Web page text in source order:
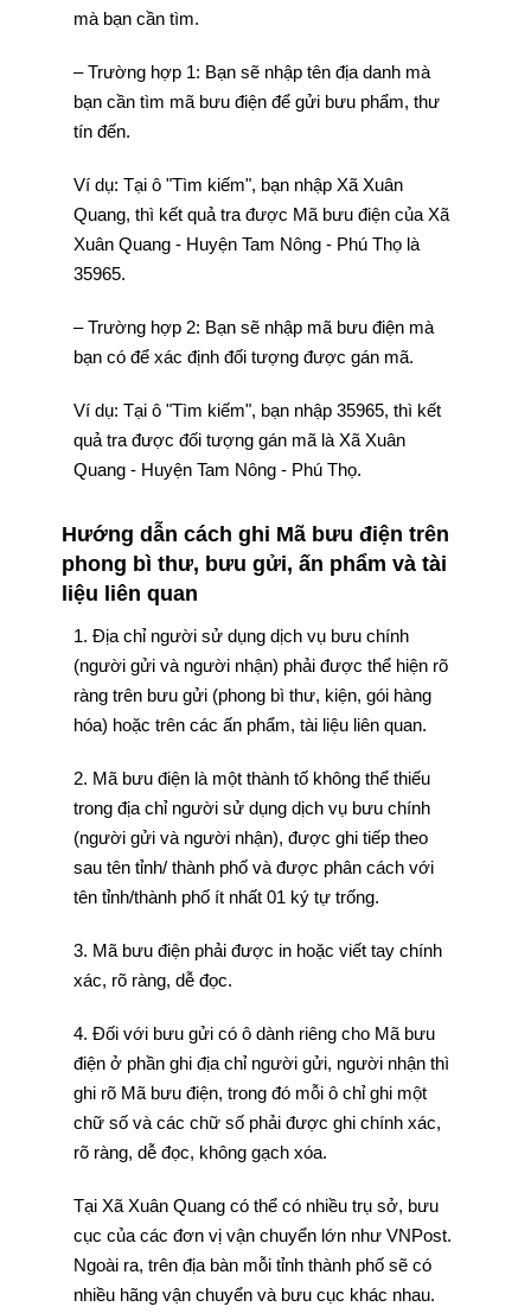
mà bạn cần tìm.
– Trường hợp 1: Bạn sẽ nhập tên địa danh mà
bạn cần tìm mã bưu điện để gửi bưu phẩm, thư
tín đến.
Ví dụ: Tại ô "Tìm kiếm", bạn nhập Xã Xuân
Quang, thì kết quả tra được Mã bưu điện của Xã
Xuân Quang - Huyện Tam Nông - Phú Thọ là
35965.
– Trường hợp 2: Bạn sẽ nhập mã bưu điện mà
bạn có để xác định đối tượng được gán mã.
Ví dụ: Tại ô "Tìm kiếm", bạn nhập 35965, thì kết
quả tra được đối tượng gán mã là Xã Xuân
Quang - Huyện Tam Nông - Phú Thọ.
Hướng dẫn cách ghi Mã bưu điện trên
phong bì thư, bưu gửi, ấn phẩm và tài
liệu liên quan
1. Địa chỉ người sử dụng dịch vụ bưu chính
(người gửi và người nhận) phải được thể hiện rõ
ràng trên bưu gửi (phong bì thư, kiện, gói hàng
hóa) hoặc trên các ấn phẩm, tài liệu liên quan.
2. Mã bưu điện là một thành tố không thể thiếu
trong địa chỉ người sử dụng dịch vụ bưu chính
(người gửi và người nhận), được ghi tiếp theo
sau tên tỉnh/ thành phố và được phân cách với
tên tỉnh/thành phố ít nhất 01 ký tự trống.
3. Mã bưu điện phải được in hoặc viết tay chính
xác, rõ ràng, dễ đọc.
4. Đối với bưu gửi có ô dành riêng cho Mã bưu
điện ở phần ghi địa chỉ người gửi, người nhận thì
ghi rõ Mã bưu điện, trong đó mỗi ô chỉ ghi một
chữ số và các chữ số phải được ghi chính xác,
rõ ràng, dễ đọc, không gạch xóa.
Tại Xã Xuân Quang có thể có nhiều trụ sở, bưu
cục của các đơn vị vận chuyển lớn như VNPost.
Ngoài ra, trên địa bàn mỗi tỉnh thành phố sẽ có
nhiều hãng vận chuyển và bưu cục khác nhau.